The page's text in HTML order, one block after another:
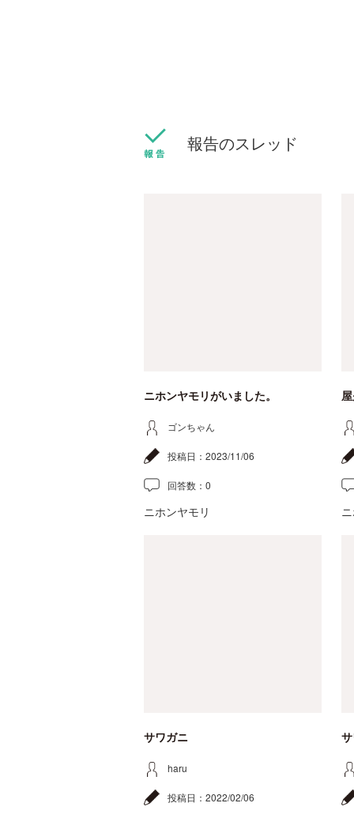
報告のスレッド
ニホンヤモリがいました。
ゴンちゃん
投稿日： 2023/11/06
回答数： 0
ニホンヤモリ
サワガニ
haru
投稿日： 2022/02/06